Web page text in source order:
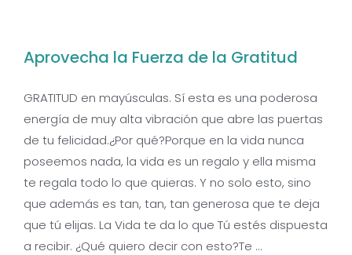
Aprovecha la Fuerza de la Gratitud
GRATITUD en mayúsculas. Sí esta es una poderosa
energía de muy alta vibración que abre las puertas
de tu felicidad.¿Por qué?Porque en la vida nunca
poseemos nada, la vida es un regalo y ella misma
te regala todo lo que quieras. Y no solo esto, sino
que además es tan, tan, tan generosa que te deja
que tú elijas. La Vida te da lo que Tú estés dispuesta
a recibir. ¿Qué quiero decir con esto?Te …